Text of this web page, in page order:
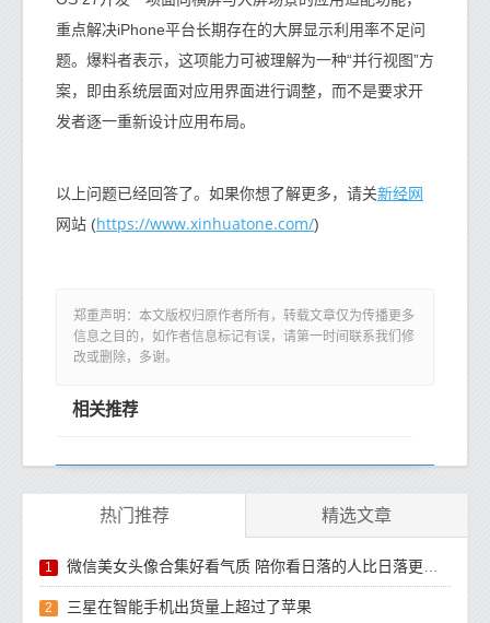
重点解决iPhone平台长期存在的大屏显示利用率不足问
题。爆料者表示，这项能力可被理解为一种“并行视图”方
案，即由系统层面对应用界面进行调整，而不是要求开
发者逐一重新设计应用布局。
以上问题已经回答了。如果你想了解更多，请关新经网
网站 (https://www.xinhuatone.com/)
郑重声明：本文版权归原作者所有，转载文章仅为传播更多
信息之目的，如作者信息标记有误，请第一时间联系我们修
改或删除，多谢。
相关推荐
热门推荐 精选文章
1 微信美女头像合集好看气质 陪你看日落的人比日落更浪漫
2 三星在智能手机出货量上超过了苹果